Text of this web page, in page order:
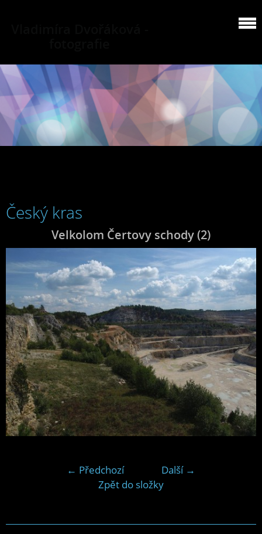
Český kras
Velkolom Čertovy schody (2)
← Předchozí
Další →
Zpět do složky